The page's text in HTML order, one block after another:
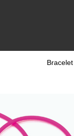
Bracelet